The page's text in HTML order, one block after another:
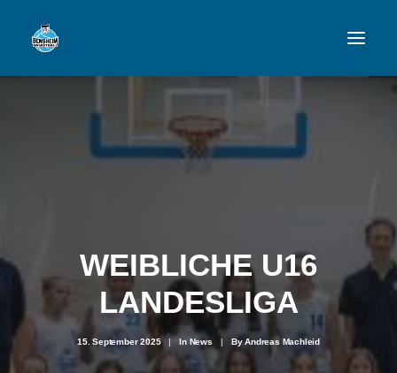
VFL BENSHEIM
WEIBLICHE U16
LANDESLIGA
15. September 2025 | In News | ByAndreas Machleid